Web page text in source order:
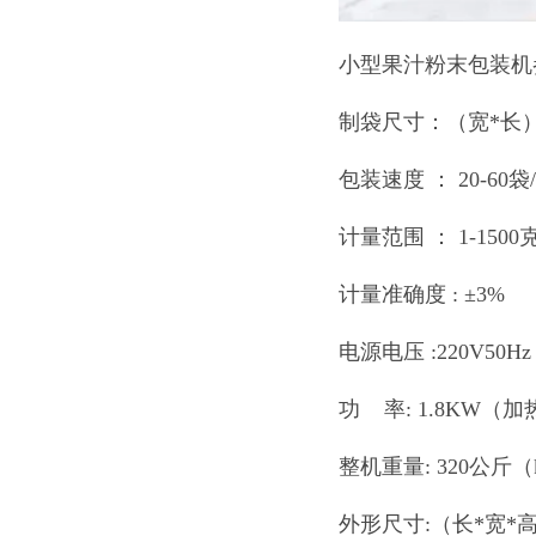
小型果汁粉末包装
制袋尺寸：（宽*长
包装速度 ： 20-60
计量范围 ： 1-1500
计量准确度 : ±3%
电源电压
功 率: 1.8KW（加
整机重量: 320公斤
外形尺寸:（长*宽*